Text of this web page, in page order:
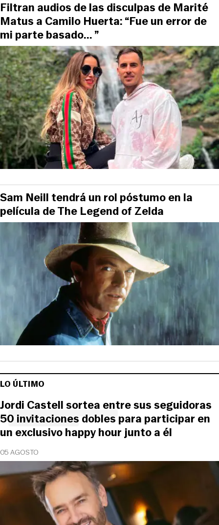
Filtran audios de las disculpas de Marité
Matus a Camilo Huerta: “Fue un error de
mi parte basado... ”
Sam Neill tendrá un rol póstumo en la
película de The Legend of Zelda
LO ÚLTIMO
05 AGOSTO
Jordi Castell sortea entre sus seguidoras
50 invitaciones dobles para participar en
un exclusivo happy hour junto a él